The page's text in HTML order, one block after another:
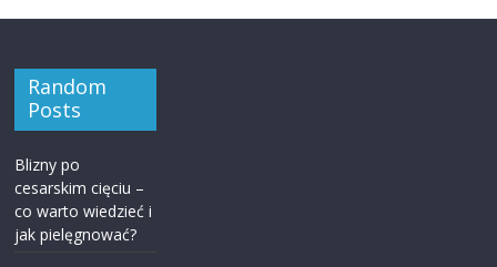
Random
Posts
Blizny po
cesarskim cięciu –
co warto wiedzieć i
jak pielęgnować?